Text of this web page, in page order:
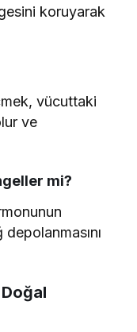
koruyarak
vücuttaki
ve
mi?